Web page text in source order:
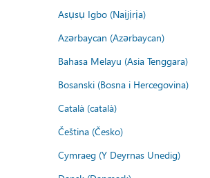
Asụsụ Igbo (Naịjịrịa)
Azərbaycan (Azərbaycan)
Bahasa Melayu (Asia Tenggara)
Bosanski (Bosna i Hercegovina)
Català (català)
Čeština (Česko)
Cymraeg (Y Deyrnas Unedig)